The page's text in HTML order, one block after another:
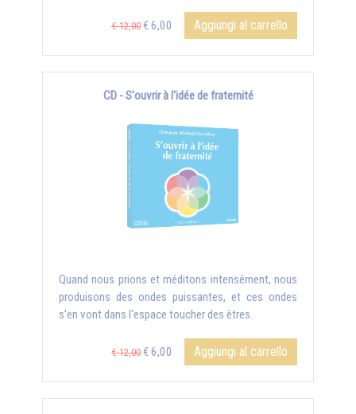
€ 12,00 € 6,00 Aggiungi al carrello
CD - S'ouvrir à l'idée de fraternité
Quand nous prions et méditons intensément, nous
produisons des ondes puissantes, et ces ondes
s'en vont dans l'espace toucher des êtres.
€ 12,00 € 6,00 Aggiungi al carrello